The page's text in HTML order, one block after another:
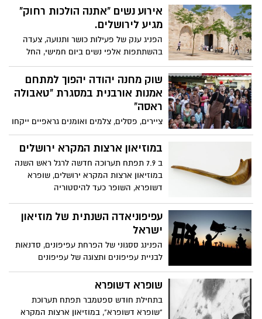
אירוע נשים "אתנה הולכות רחוק"
מגיע לירושלים.
הפניג ענק של פעילות כושר ותנועה, צעדה
בהשתתפות אלפי נשים ביום חמישי, החל
מהשעה 17:00 ברחבת שער יפו, במעמד שרת
התרבות והספורט לימור לבנת, ראש עיריית
ירושלים, ניר ברקת וחנה גרטלר, יו"ר אתנה
שוק מחנה יהודה יהפוך למתחם
אמנות אורבנית במסגרת "טאבולה
ראסה"
ציירים, פסלים, צלמים ואומנים גראפיים ייקחו
חלק בפרויקט אומנות אורבאנית ייחודי בלב
האזור שוקק החיים של שוק מחנה יהודה
בירושלים.
במוזיאון ארצות המקרא ירושלים
ב 7.9 תפתח תערוכה חדשה לרגל ראש השנה
במוזיאון ארצות המקרא ירושלים, שופרא
דשופרא, השופר כעד להיסטוריה
עפיפוניאדה השנתית של מוזיאון
ישראל
הפנינג ססגוני של הפרחת עפיפונים, סדנאות
לבניית עפיפונים ותצוגה של עפיפונים
מיוחדים, יתקיים יום ג', 23 באוגוסט 2011
במסגרת העפעיוניאדה השנתית של מוזיאון
שופרא דשופרא
בתחילת חודש ספטמבר תפתח תערוכת
"שופרא דשופרא", במוזיאון ארצות המקרא